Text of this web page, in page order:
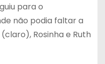
para o
não podia faltar a
Rosinha e Ruth